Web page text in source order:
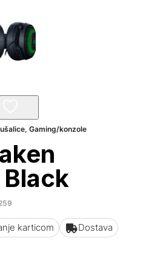
,Gaming/konzole
karticom
Dostava